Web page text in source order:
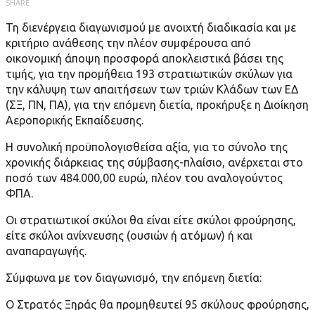
SHARE
Τη διενέργεια διαγωνισµού µε ανοιχτή διαδικασία και µε
κριτήριο ανάθεσης την πλέον συµφέρουσα από
οικονοµική άποψη προσφορά αποκλειστικά βάσει της
τιµής, για την προµήθεια 193 στρατιωτικών σκύλων για
την κάλυψη των απαιτήσεων των τριών Κλάδων των ΕΔ
(ΣΞ, ΠΝ, ΠΑ), για την επόμενη διετία, προκήρυξε η Διοίκηση
Αεροπορικής Εκπαίδευσης.
Η συνολική προϋπολογισθείσα αξία, για το σύνολο της
χρονικής διάρκειας της σύμβασης-πλαίσιο, ανέρχεται στο
ποσό των 484.000,00 ευρώ, πλέον του αναλογούντος
ΦΠΑ.
Οι στρατιωτικοί σκύλοι θα είναι είτε σκύλοι φρούρησης,
είτε σκύλοι ανίχνευσης (ουσιών ή ατόµων) ή και
αναπαραγωγής.
Σύμφωνα με τον διαγωνισμό, την επόμενη διετία:
Ο Στρατός Ξηράς θα προμηθευτεί 95 σκύλους φρούρησης,